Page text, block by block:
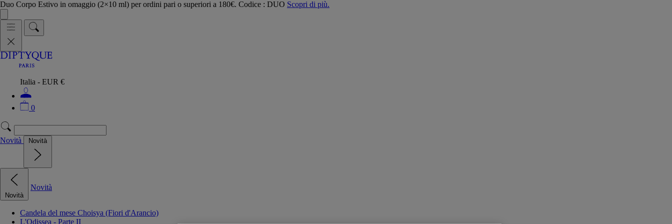
Duo Corpo Estivo in omaggio (2×10 ml) per ordini pari o superiori a 180€. Codice : DUO Scopri di più.
Italia - EUR €
0
Novità Novità
Novità
Novità
Candela del mese Choisya (Fiori d'Arancio)
L'Odissea - Parte II